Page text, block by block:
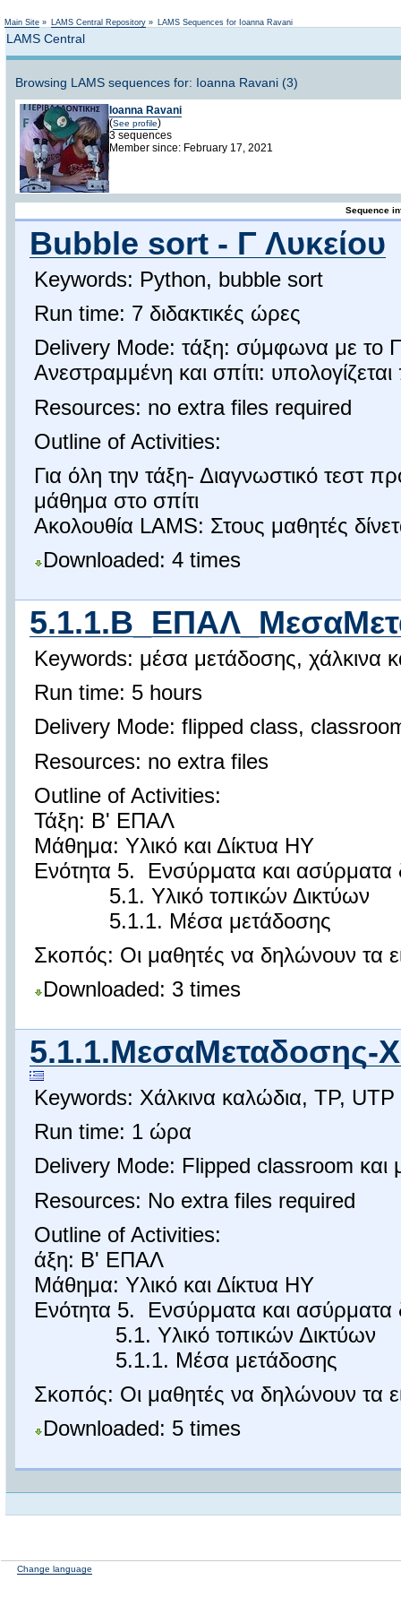
Main Site » LAMS Central Repository » LAMS Sequences for Ioanna Ravani
LAMS Central
Browsing LAMS sequences for: Ioanna Ravani (3)
Ioanna Ravani
(See profile)
3 sequences
Member since: February 17, 2021
Sequence
Bubble sort - Γ Λυκείου
Keywords: Python, bubble sort
Run time: 7 διδακτικές ώρες
Delivery Mode: τάξη: σύμφωνα με
Ανεστραμμένη και σπίτι:
Resources: no extra files required
Outline of Activities:
Για όλη την τάξη- Διαγνωστικό τεστ
μάθημα στο σπίτι
Ακολουθία LAMS: Στους μαθητές
Downloaded: 4 times
Keywords: μέσα μετάδοσης, χάλκινα
Run time: 5 hours
Delivery Mode: flipped class,
Resources: no extra files
Outline of Activities:
Τάξη: Β' ΕΠΑΛ
Μάθημα: Υλικό και Δίκτυα ΗΥ
Ενότητα 5. Ενσύρματα και ασύρματα
5.1. Υλικό τοπικών Δικτύων
5.1.1. Μέσα μετάδοσης
Σκοπός: Οι μαθητές να δηλώνουν τα
Downloaded: 3 times
5.1.1.ΜεσαΜεταδοσης-
Keywords: Χάλκινα καλώδια, TP, UTP
Run time: 1 ώρα
Delivery Mode: Flipped classroom και
Resources: No extra files required
Outline of Activities:
άξη: Β' ΕΠΑΛ
Μάθημα: Υλικό και Δίκτυα ΗΥ
Ενότητα 5. Ενσύρματα και ασύρματα
5.1. Υλικό τοπικών Δικτύων
5.1.1. Μέσα μετάδοσης
Σκοπός: Οι μαθητές να δηλώνουν τα
Downloaded: 5 times
Change language